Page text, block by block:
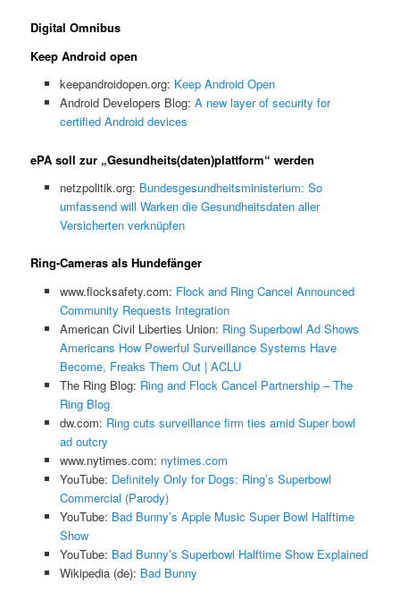
Digital Omnibus
Keep Android open
keepandroidopen.org: Keep Android Open
Android Developers Blog: A new layer of security for
certified Android devices
ePA soll zur „Gesundheits(daten)plattform“ werden
netzpolitik.org: Bundesgesundheitsministerium: So
umfassend will Warken die Gesundheitsdaten aller
Versicherten verknüpfen
Ring-Cameras als Hundefänger
www.flocksafety.com: Flock and Ring Cancel Announced
Community Requests Integration
American Civil Liberties Union: Ring Superbowl Ad Shows
Americans How Powerful Surveillance Systems Have
Become, Freaks Them Out | ACLU
The Ring Blog: Ring and Flock Cancel Partnership – The
Ring Blog
dw.com: Ring cuts surveillance firm ties amid Super bowl
ad outcry
www.nytimes.com: nytimes.com
YouTube: Definitely Only for Dogs: Ring’s Superbowl
Commercial (Parody)
YouTube: Bad Bunny’s Apple Music Super Bowl Halftime
Show
YouTube: Bad Bunny’s Superbowl Halftime Show Explained
Wikipedia (de): Bad Bunny